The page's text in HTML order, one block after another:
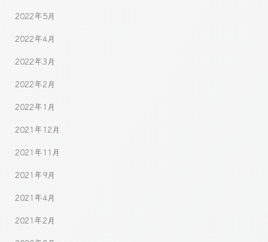
2022年5月
2022年4月
2022年3月
2022年2月
2022年1月
2021年12月
2021年11月
2021年9月
2021年4月
2021年2月